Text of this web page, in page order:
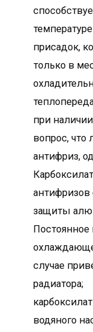
присадок,
только в
при
вопрос, что
антифриз,
защиты
Постоянное
случае
радиатора;
водяного